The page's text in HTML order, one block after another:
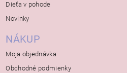
Dieťa v pohode
Novinky
NÁKUP
Moja objednávka
Obchodné podmienky